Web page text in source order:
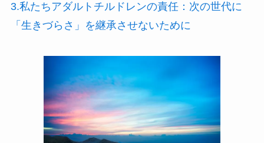
3.私たちアダルトチルドレンの責任：次の世代に
「生きづらさ」を継承させないために